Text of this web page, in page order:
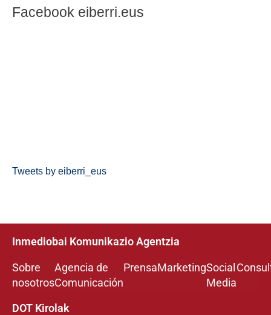
Facebook eiberri.eus
Tweets by eiberri_eus
Inmediobai Komunikazio Agentzia
Sobre
nosotros
Agencia de
Comunicación
PrensaMarketingSocial
Media
DOT Kirolak